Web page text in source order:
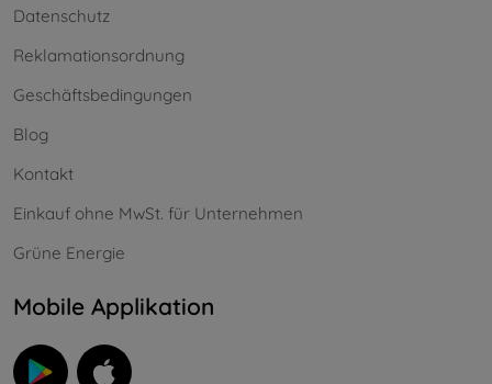
Datenschutz
Reklamationsordnung
Geschäftsbedingungen
Blog
Kontakt
Einkauf ohne MwSt. für Unternehmen
Grüne Energie
Mobile Applikation